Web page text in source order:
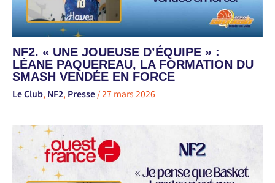
NF2. « UNE JOUEUSE D’ÉQUIPE » :
LÉANE PAQUEREAU, LA FORMATION DU
SMASH VENDÉE EN FORCE
Le Club, NF2, Presse /27 mars 2026